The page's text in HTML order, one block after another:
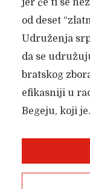
jer će ti se
od deset
Udruženja
da se
bratskog
efikasniji u
Begeju, koji